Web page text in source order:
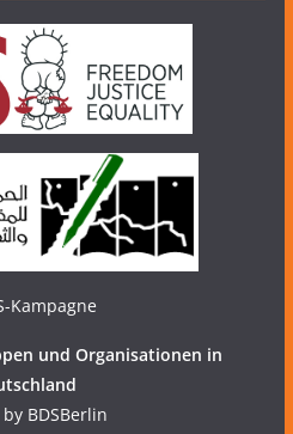
und Organisationen in
BDSBerlin